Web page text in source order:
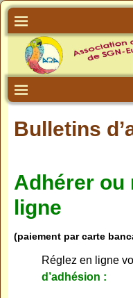
Bulletins
Adhérer ou
ligne
(paiement par carte
Réglez en ligne
d’adhésion :